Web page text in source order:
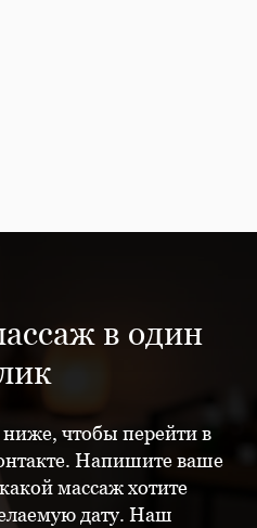
в один
чтобы перейти в
Напишите ваше
массаж хотите
дату. Наш